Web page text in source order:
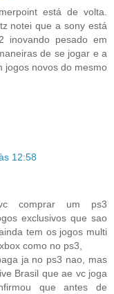
está de volta.
notei que a sony está
inovando pesado em
de se jogar e a
jogos novos do mesmo
12:58
comprar um ps3
exclusivos que sao
tem os jogos multi
como no ps3,
ja no ps3 nao, mas
Brasil que ae vc joga
que antes de